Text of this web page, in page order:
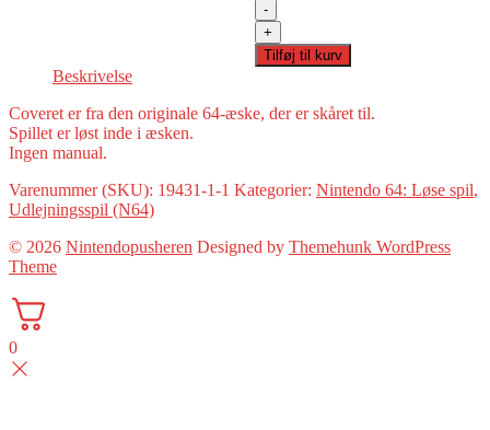
-
NHL
Breakaway
99(udlejningsspil
antal
+
Tilføj til kurv
Beskrivelse
Coveret er fra den originale 64-æske, der er skåret til.
Spillet er løst inde i æsken.
Ingen manual.
Varenummer (SKU): 19431-1-1 Kategorier: Nintendo 64: Løse spil,
Udlejningsspil (N64)
© 2026 Nintendopusheren Designed by Themehunk WordPress
Theme
0